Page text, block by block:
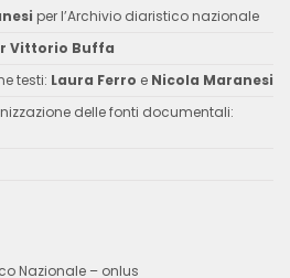
per l’Archivio diaristico nazionale
Vittorio Buffa
testi: Laura Ferro e Nicola Maranesi
delle fonti documentali:
Nazionale – onlus